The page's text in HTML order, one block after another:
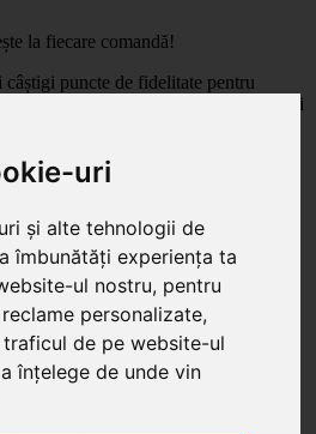
uri
și alte tehnologii de
îmbunătăți experiența ta
ul nostru, pentru
personalizate,
de pe website-ul
înțelege de unde vin
la fiecare comandă!
puncte de fidelitate pentru
mai mult, cu atât economisești mai
mai mari de 350 Lei. Comanda minimă în
Expediere în 1 - 2 zile lucrătoare.